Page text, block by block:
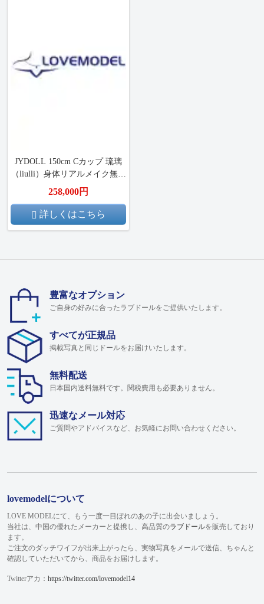
JYDOLL 150cm Cカップ 琉璃
（liulli）身体リアルメイク無料
付き 等身大ドール フルシリコ
ン製ラブドール
258,000円
詳しくはこちら
豊富なオプション
ご自身の好みに合ったラブドールをご提供いたします。
すべてが正規品
掲載写真と同じドールをお届けいたします。
無料配送
日本国内送料無料です。関税費用も必要ありません。
迅速なメール対応
ご質問やアドバイスなど、お気軽にお問い合わせください。
lovemodelについて
LOVE MODELにて、もう一度一目ぼれのあの子に出会いましょう。
当社は、中国の優れたメーカーと提携し、高品質のラブドールを販売しており
ます。
ご注文のダッチワイフが出来上がったら、実物写真をメールで送信、ちゃんと
確認していただいてから、商品をお届けします。
Twitterアカ： https://twitter.com/lovemodel14